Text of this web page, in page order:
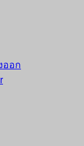
ออก